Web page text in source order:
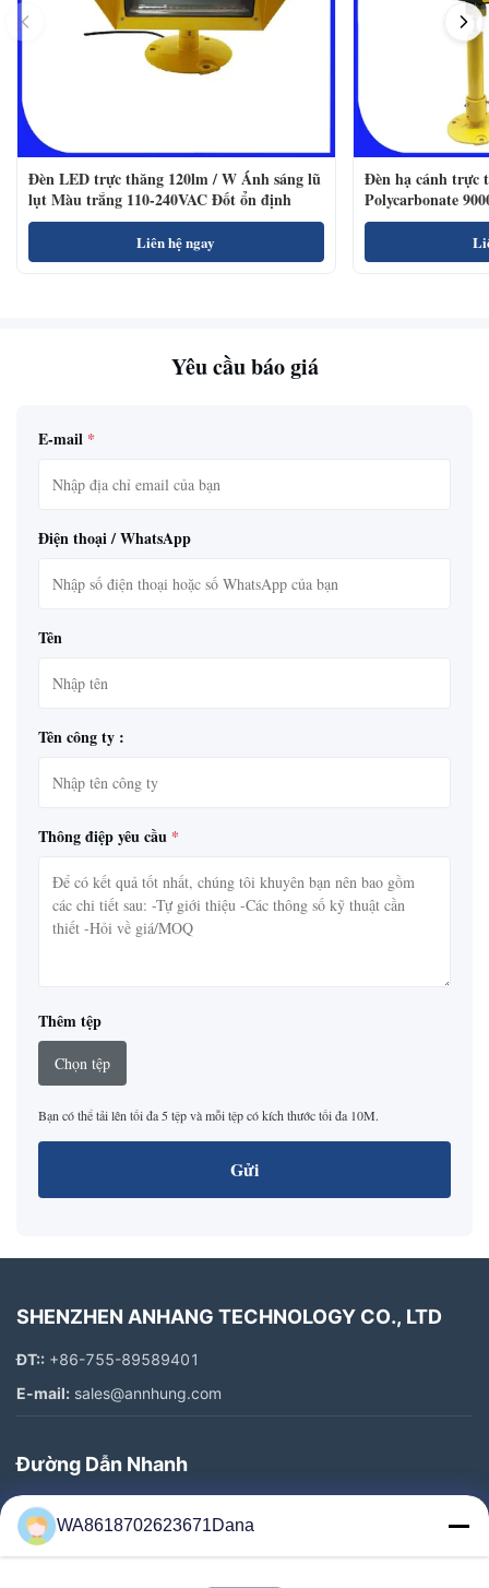
Đèn LED trực thăng 120lm / W Ánh sáng lũ
lụt Màu trắng 110-240VAC Đốt ổn định
Liên hệ ngay
Đèn hạ cánh trực
Polycarbonate
Yêu cầu báo giá
E-mail *
Điện thoại / WhatsApp
Tên
Tên công ty :
Thông điệp yêu cầu *
Thêm tệp
Chọn tệp
Bạn có thể tải lên tối đa 5 tệp và mỗi tệp có kích thước tối đa 10M.
Gửi
SHENZHEN ANHANG TECHNOLOGY CO., LTD
ĐT:: +86-755-89589401
E-mail: sales@annhung.com
Đường Dẫn Nhanh
Nhà
Sản Phẩm
WA8618702623671Dana